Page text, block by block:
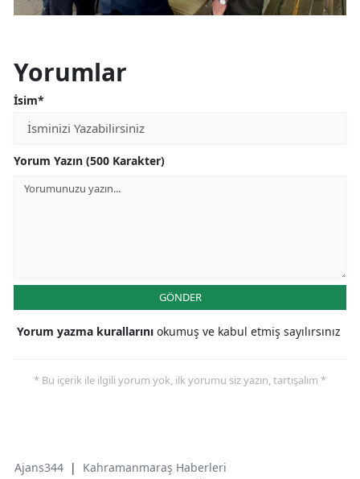
Yorumlar
İsim*
Yorum Yazın (500 Karakter)
GÖNDER
Yorum yazma kurallarını okumuş ve kabul etmiş sayılırsınız
* Bu içerik ile ilgili yorum yok, ilk yorumu siz yazın, tartışalım *
Ajans344 | Kahramanmaraş Haberleri